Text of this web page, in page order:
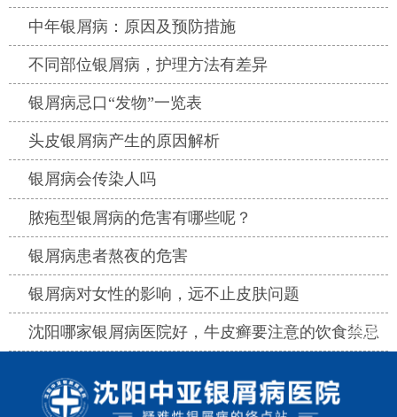
中年银屑病：原因及预防措施
不同部位银屑病，护理方法有差异
银屑病忌口“发物”一览表
头皮银屑病产生的原因解析
银屑病会传染人吗
脓疱型银屑病的危害有哪些呢？
银屑病患者熬夜的危害
银屑病对女性的影响，远不止皮肤问题
沈阳哪家银屑病医院好，牛皮癣要注意的饮食禁忌
热点